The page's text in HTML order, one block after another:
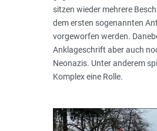
sitzen wieder mehrere
dem ersten sogenannten
vorgeworfen werden.
Anklageschrift aber auch
Neonazis. Unter anderem
Komplex eine Rolle.